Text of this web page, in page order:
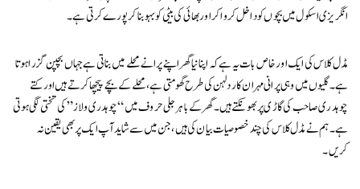
انگریزی اسکول میں بچوں کو داخل کروا کر اور بھائی کی بیٹی کو بہو بنا کر پورے کرتی ہے۔
مڈل کلاس کی ایک اور خاص بات یہ ہے کہ اپنا نیا گھر اپنے پرانے محلے میں بناتی ہے جہاں بچپن گزرا ہوتا
ہے۔ گلیوں میں وہی پرانی مہران کار دلہن کی طرح گھومتی ہے، محلے کے بچے پیچھا کرتے ہیں اور کتے
چوہدری صاحب کی گاڑی پر بھونکتے ہیں۔ گھر کے باہر جلی حروف میں “چوہدری ولاز” کی تختی لگی ہوتی
ہے۔ ہم نے مڈل کلاس کی چند خصوصیات بیان کی ہیں، جن میں سے شاید آپ ایک پر بھی یقین نہ
کریں۔